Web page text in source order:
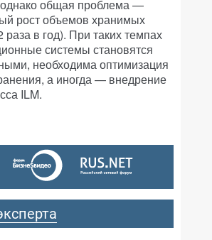
общая проблема —
рост объемов хранимых
в год). При таких темпах
системы становятся
необходима оптимизация
а иногда — внедрение
ILM.